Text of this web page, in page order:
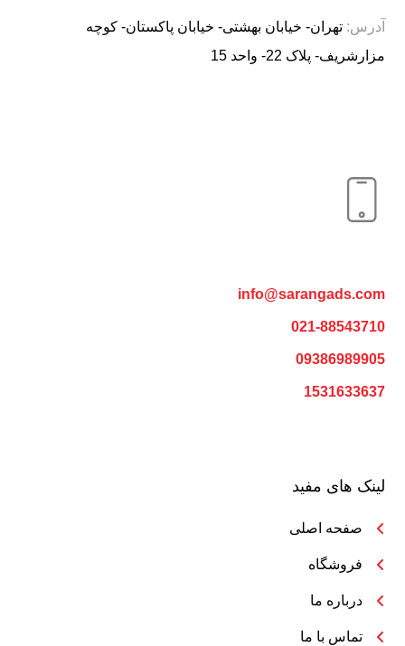
آدرس: تهران- خیابان بهشتی- خیابان پاکستان- کوچه
مزارشریف- پلاک 22- واحد 15
info@sarangads.com
021-88543710
09386989905
1531633637
لینک های مفید
صفحه اصلی
فروشگاه
درباره ما
تماس با ما